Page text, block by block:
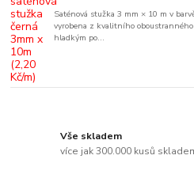
Saténová stužka 3 mm × 10 m v
vyrobena z kvalitního
hladkým po...
Vše skladem
více jak 300.000 kusů